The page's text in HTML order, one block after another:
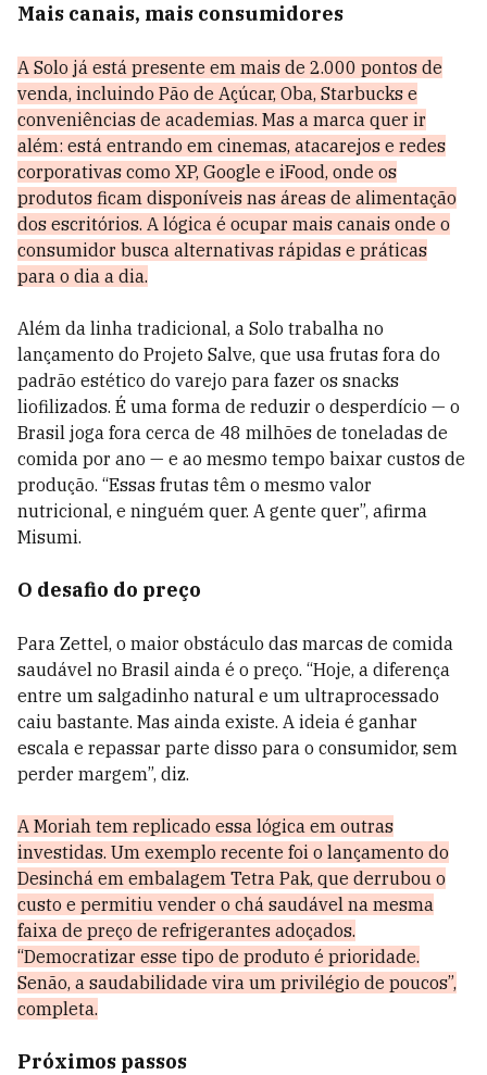
Mais canais, mais consumidores
A Solo já está presente em mais de 2.000 pontos de
venda, incluindo Pão de Açúcar, Oba, Starbucks e
conveniências de academias. Mas a marca quer ir
além: está entrando em cinemas, atacarejos e redes
corporativas como XP, Google e iFood, onde os
produtos ficam disponíveis nas áreas de alimentação
dos escritórios. A lógica é ocupar mais canais onde o
consumidor busca alternativas rápidas e práticas
para o dia a dia.
Além da linha tradicional, a Solo trabalha no
lançamento do Projeto Salve, que usa frutas fora do
padrão estético do varejo para fazer os snacks
liofilizados. É uma forma de reduzir o desperdício — o
Brasil joga fora cerca de 48 milhões de toneladas de
comida por ano — e ao mesmo tempo baixar custos de
produção. “Essas frutas têm o mesmo valor
nutricional, e ninguém quer. A gente quer”, afirma
Misumi.
O desafio do preço
Para Zettel, o maior obstáculo das marcas de comida
saudável no Brasil ainda é o preço. “Hoje, a diferença
entre um salgadinho natural e um ultraprocessado
caiu bastante. Mas ainda existe. A ideia é ganhar
escala e repassar parte disso para o consumidor, sem
perder margem”, diz.
A Moriah tem replicado essa lógica em outras
investidas. Um exemplo recente foi o lançamento do
Desinchá em embalagem Tetra Pak, que derrubou o
custo e permitiu vender o chá saudável na mesma
faixa de preço de refrigerantes adoçados.
“Democratizar esse tipo de produto é prioridade.
Senão, a saudabilidade vira um privilégio de poucos”,
completa.
Próximos passos